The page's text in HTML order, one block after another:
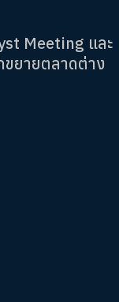
Meeting และ
ยายตลาดต่าง